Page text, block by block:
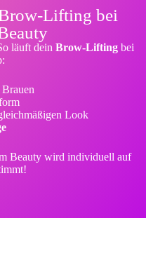
Lifting bei
läuft dein Brow-Lifting bei
Look
Beauty wird individuell auf